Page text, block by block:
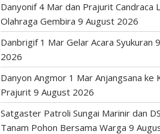
Danyonif 4 Mar dan Prajurit Candraca
Olahraga Gembira 9 August 2026
Danbrigif 1 Mar Gelar Acara Syukuran
2026
Danyon Angmor 1 Mar Anjangsana ke
Prajurit 9 August 2026
Satgaster Patroli Sungai Marinir dan
Tanam Pohon Bersama Warga 9